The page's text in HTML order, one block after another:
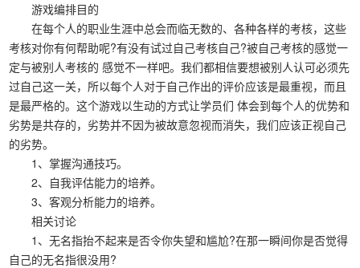
游戏编排目的
在每个人的职业生涯中总会而临无数的、各种各样的考核，这些
考核对你有何帮助呢?有没有试过自己考核自己?被自己考核的感觉一
定与被别人考核的 感觉不一样吧。我们都相信要想被别人认可必须先
过自己这一关，所以每个人对于自己作出的评价应该是最重视，而且
是最严格的。这个游戏以生动的方式让学员们 体会到每个人的优势和
劣势是共存的，劣势并不因为被故意忽视而消失，我们应该正视自己
的劣势。
1、掌握沟通技巧。
2、自我评估能力的培养。
3、客观分析能力的培养。
相关讨论
1、无名指抬不起来是否令你失望和尴尬?在那一瞬间你是否觉得
自己的无名指很没用?